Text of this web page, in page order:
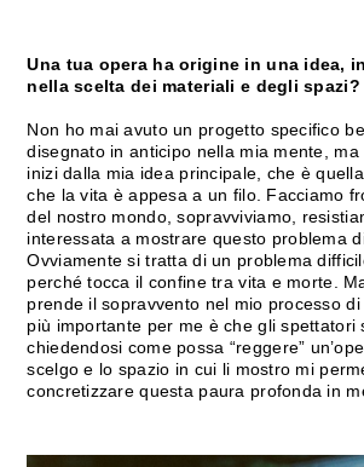
Una tua opera ha origine in una idea,
nella scelta dei materiali e degli spazi?
Non ho mai avuto un progetto specifico
disegnato in anticipo nella mia mente,
inizi dalla mia idea principale, che è
che la vita è appesa a un filo. Facciamo
del nostro mondo, sopravviviamo,
interessata a mostrare questo problema
Ovviamente si tratta di un problema
perché tocca il confine tra vita e morte.
prende il sopravvento nel mio processo
più importante per me è che gli spettatori
chiedendosi come possa “reggere”
scelgo e lo spazio in cui li mostro mi
concretizzare questa paura profonda in